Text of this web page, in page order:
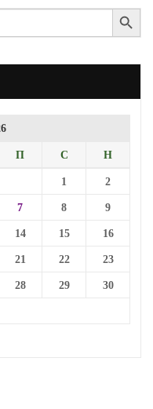
Search Button
П С Н
1 2
7 8 9
14 15 16
21 22 23
28 29 30